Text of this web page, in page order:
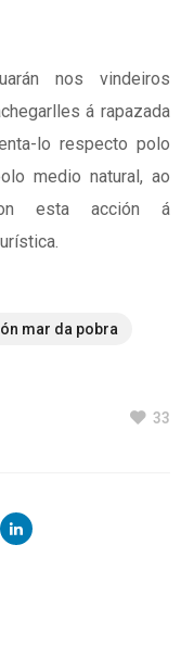
nos vindeiros
á rapazada
lo respecto polo
medio natural, ao
esta acción á
mar da pobra
33